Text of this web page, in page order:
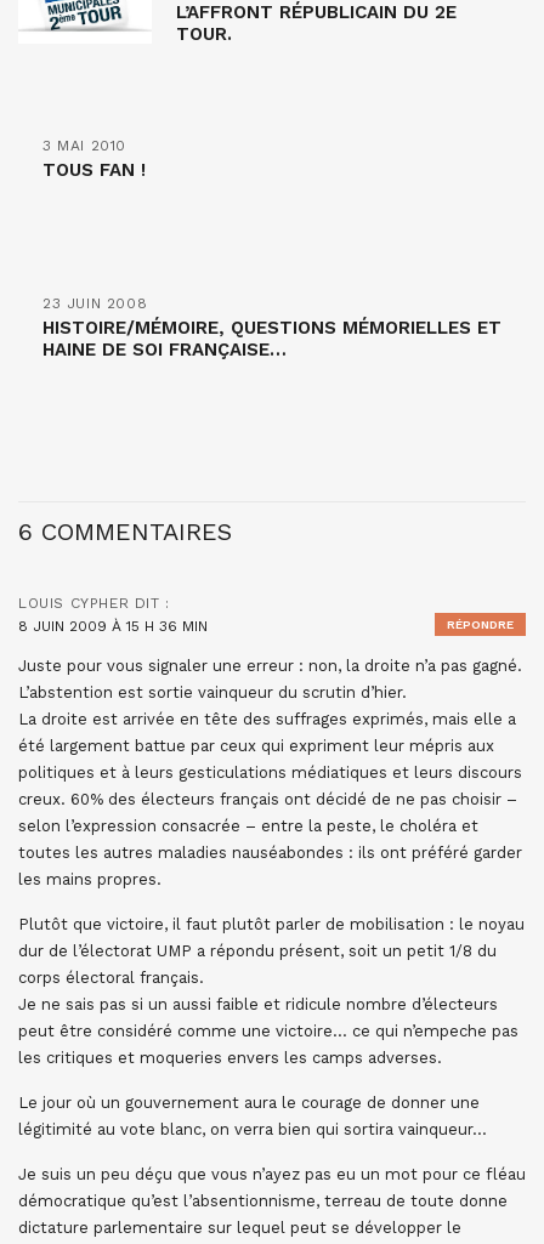
L’AFFRONT RÉPUBLICAIN DU 2E
TOUR.
3 MAI 2010
TOUS FAN !
23 JUIN 2008
HISTOIRE/MÉMOIRE, QUESTIONS MÉMORIELLES ET
HAINE DE SOI FRANÇAISE…
6 COMMENTAIRES
LOUIS CYPHER DIT :
8 JUIN 2009 À 15 H 36 MIN
Juste pour vous signaler une erreur : non, la droite n’a pas gagné.
L’abstention est sortie vainqueur du scrutin d’hier.
La droite est arrivée en tête des suffrages exprimés, mais elle a
été largement battue par ceux qui expriment leur mépris aux
politiques et à leurs gesticulations médiatiques et leurs discours
creux. 60% des électeurs français ont décidé de ne pas choisir –
selon l’expression consacrée – entre la peste, le choléra et
toutes les autres maladies nauséabondes : ils ont préféré garder
les mains propres.
Plutôt que victoire, il faut plutôt parler de mobilisation : le noyau
dur de l’électorat UMP a répondu présent, soit un petit 1/8 du
corps électoral français.
Je ne sais pas si un aussi faible et ridicule nombre d’électeurs
peut être considéré comme une victoire… ce qui n’empeche pas
les critiques et moqueries envers les camps adverses.
Le jour où un gouvernement aura le courage de donner une
légitimité au vote blanc, on verra bien qui sortira vainqueur…
Je suis un peu déçu que vous n’ayez pas eu un mot pour ce fléau
démocratique qu’est l’absentionnisme, terreau de toute donne
dictature parlementaire sur lequel peut se développer le
RÉPONDRE